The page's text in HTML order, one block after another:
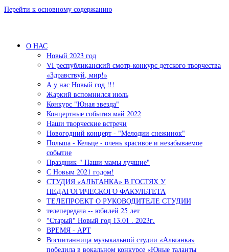
Перейти к основному содержанию
О НАС
Новый 2023 год
VI республиканский смотр-конкурс детского творчества
«Здравствуй, мир!»
А у нас Новый год !!!
Жаркий вспомнился июль
Конкурс "Юная звезда"
Концертные события май 2022
Наши творческие встречи
Новогодний концерт - "Мелодии снежинок"
Польша - Кельце - очень красивое и незабываемое
событие
Праздник-" Наши мамы лучшие"
С Новым 2021 годом!
СТУДИЯ «АЛЬТАНКА» В ГОСТЯХ У
ПЕДАГОГИЧЕСКОГО ФАКУЛЬТЕТА
ТЕЛЕПРОЕКТ О РУКОВОДИТЕЛЕ СТУДИИ
телепередача -- юбилей 25 лет
"Старый" Новый год 13.01 . 2023г.
ВРЕМЯ - АРТ
Воспитанница музыкальной студии «Альтанка»
победила в вокальном конкурсе «Юные таланты